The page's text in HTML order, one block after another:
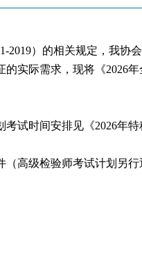
2019）的相关规定，我协
实际需求，现将《2026
试时间安排见《2026年特
高级检验师考试计划另行